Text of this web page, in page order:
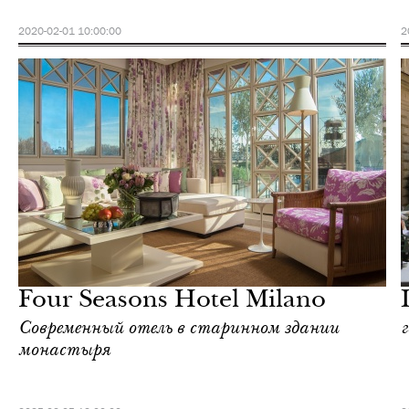
2020-02-01 10:00:00
Four Seasons Hotel Milano
Современный отель в старинном здании
монастыря